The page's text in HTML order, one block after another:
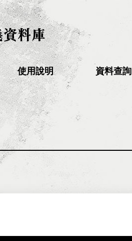
使用說明 資料查詢